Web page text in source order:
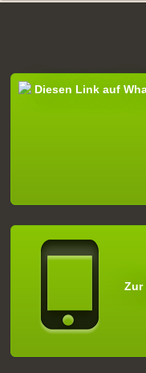
Diesen Link auf
Zur